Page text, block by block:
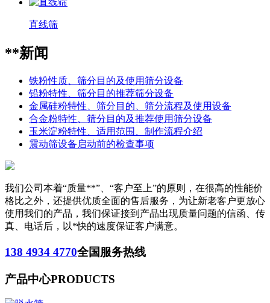
直线筛
**新闻
铁粉性质、筛分目的及使用筛分设备
铅粉特性、筛分目的推荐筛分设备
金属硅粉特性、筛分目的、筛分流程及使用设备
合金粉特性、筛分目的及推荐使用筛分设备
玉米淀粉特性、适用范围、制作流程介绍
震动筛设备启动前的检查事项
我们公司本着“质量**”、“客户至上”的原则，在很高的性能价
格比之外，还提供优质全面的售后服务，为让新老客户更放心
使用我们的产品，我们保证接到产品出现质量问题的信函、传
真、电话后，以*快的速度保证客户满意。
138 4934 4770全国服务热线
产品中心PRODUCTS